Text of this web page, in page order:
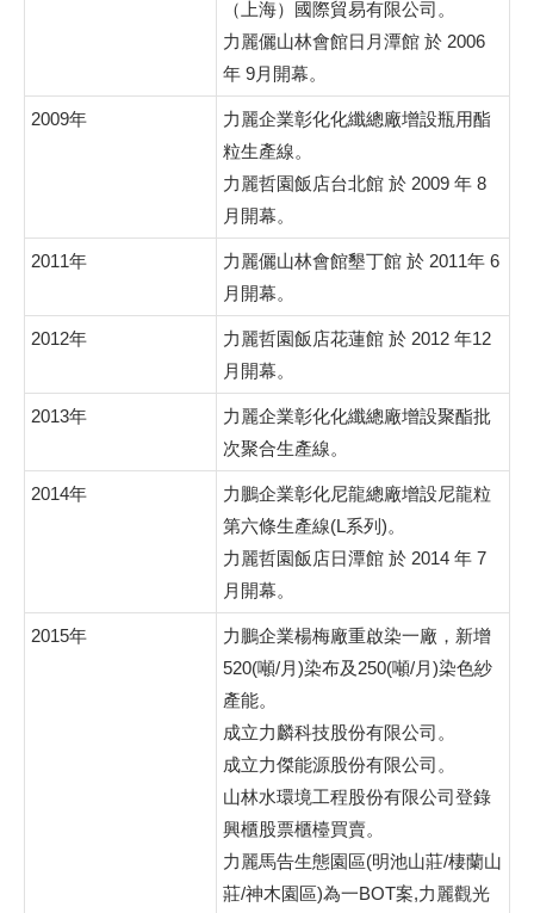
（上海）國際貿易有限公司。
力麗儷山林會館日月潭館 於 2006
年 9月開幕。
2009年
力麗企業彰化化纖總廠增設瓶用酯
粒生產線。
力麗哲園飯店台北館 於 2009 年 8
月開幕。
2011年
力麗儷山林會館墾丁館 於 2011年 6
月開幕。
2012年
力麗哲園飯店花蓮館 於 2012 年12
月開幕。
2013年
力麗企業彰化化纖總廠增設聚酯批
次聚合生產線。
2014年
力鵬企業彰化尼龍總廠增設尼龍粒
第六條生產線(L系列)。
力麗哲園飯店日潭館 於 2014 年 7
月開幕。
2015年
力鵬企業楊梅廠重啟染一廠，新增
520(噸/月)染布及250(噸/月)染色紗
產能。
成立力麟科技股份有限公司。
成立力傑能源股份有限公司。
山林水環境工程股份有限公司登錄
興櫃股票櫃檯買賣。
力麗馬告生態園區(明池山莊/棲蘭山
莊/神木園區)為一BOT案,力麗觀光